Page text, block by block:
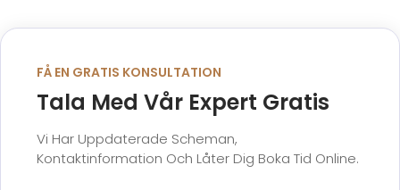
FÅ EN GRATIS KONSULTATION
Tala Med Vår Expert Gratis
Vi Har Uppdaterade Scheman,
Kontaktinformation Och Låter Dig Boka Tid Online.